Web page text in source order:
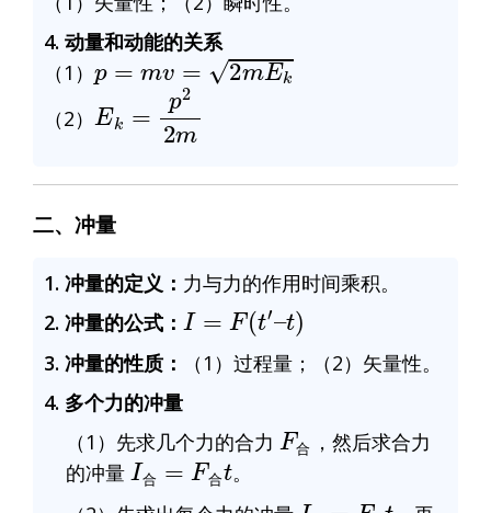
4. 动量和动能的关系
（1）
p=mv=2mEk
（2）
Ek 2m
二、冲量
1. 冲量的定义： 力与力的作用时间乘积。
2. 冲量的公式：
I= F(t′–t)
3. 冲量的性质：
（1）过程量；（2）矢量性。
4. 多个力的冲量
（1）先求几个力的合力
F
合
，然后求合力
的冲量
I合=F合t
。
In nt